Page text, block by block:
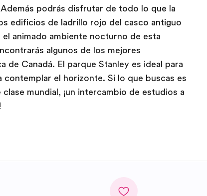
podrás disfrutar de todo lo que la
edificios de ladrillo rojo del casco antiguo
animado ambiente nocturno de esta
algunos de los mejores
de Canadá. El parque Stanley es ideal para
contemplar el horizonte. Si lo que buscas es
mundial, ¡un intercambio de estudios a